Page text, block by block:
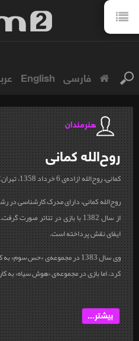
فارسی English
هنرمندان
روح‌اللهکمانی
کمانی، روح‌الله (زاده‌ی 6 خرداد 1358، تهران)
روح‌الله کمانی، دارای مدرک کارشناسی در
از سال 1382 با بازی در تئاتر
ایفای نقش‌‍ پرداخته‌ است.
وی سال 1383 در مجموعه‌ی «حس
کرد، اما بازی در مجموعه‌ی «هوش سیاه» به
بیشتر...